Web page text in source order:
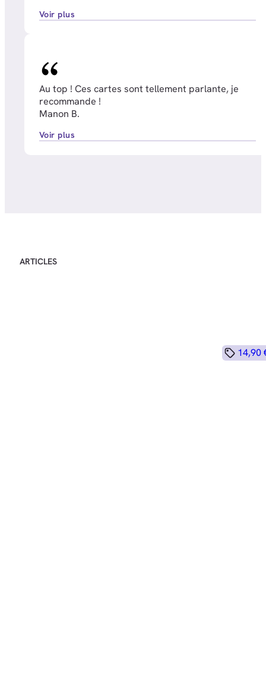
Voir plus
Au top ! Ces cartes sont tellement parlante, je
recommande !
Manon B.
Voir plus
ARTICLES
14,90